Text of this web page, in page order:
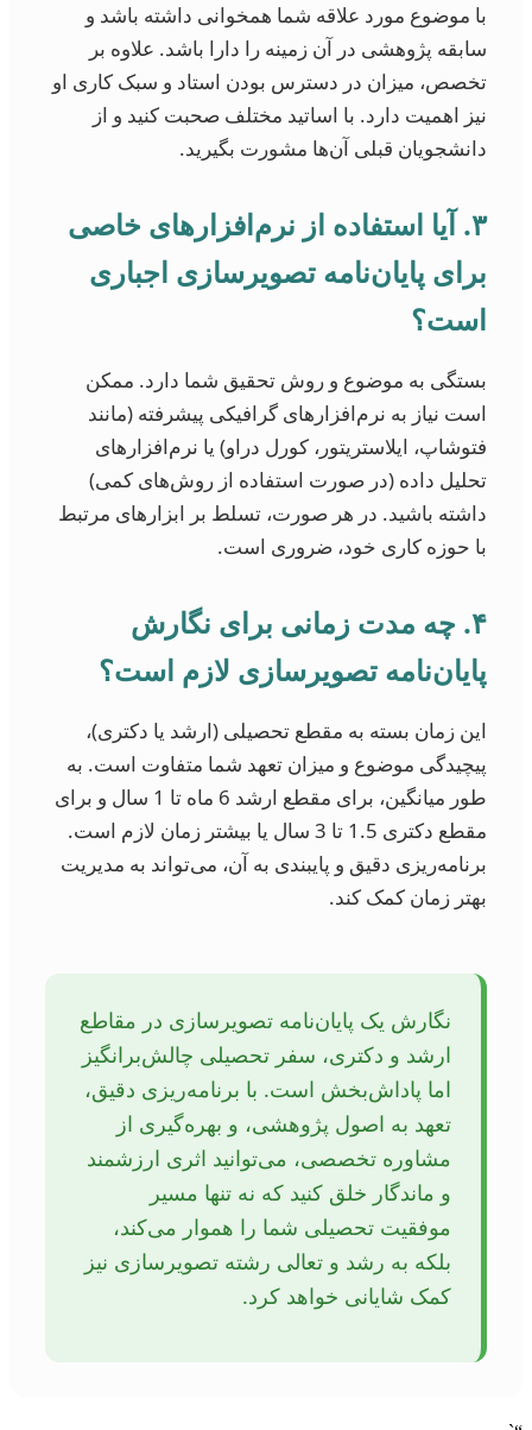
با موضوع مورد علاقه شما همخوانی داشته باشد و
سابقه پژوهشی در آن زمینه را دارا باشد. علاوه بر
تخصص، میزان در دسترس بودن استاد و سبک کاری او
نیز اهمیت دارد. با اساتید مختلف صحبت کنید و از
دانشجویان قبلی آن‌ها مشورت بگیرید.
۳. آیا استفاده از نرم‌افزارهای خاصی
برای پایان‌نامه تصویرسازی اجباری
است؟
بستگی به موضوع و روش تحقیق شما دارد. ممکن
است نیاز به نرم‌افزارهای گرافیکی پیشرفته (مانند
فتوشاپ، ایلاستریتور، کورل دراو) یا نرم‌افزارهای
تحلیل داده (در صورت استفاده از روش‌های کمی)
داشته باشید. در هر صورت، تسلط بر ابزارهای مرتبط
با حوزه کاری خود، ضروری است.
۴. چه مدت زمانی برای نگارش
پایان‌نامه تصویرسازی لازم است؟
این زمان بسته به مقطع تحصیلی (ارشد یا دکتری)،
پیچیدگی موضوع و میزان تعهد شما متفاوت است. به
طور میانگین، برای مقطع ارشد 6 ماه تا 1 سال و برای
مقطع دکتری 1.5 تا 3 سال یا بیشتر زمان لازم است.
برنامه‌ریزی دقیق و پایبندی به آن، می‌تواند به مدیریت
بهتر زمان کمک کند.
نگارش یک پایان‌نامه تصویرسازی در مقاطع
ارشد و دکتری، سفر تحصیلی چالش‌برانگیز
اما پاداش‌بخش است. با برنامه‌ریزی دقیق،
تعهد به اصول پژوهشی، و بهره‌گیری از
مشاوره تخصصی، می‌توانید اثری ارزشمند
و ماندگار خلق کنید که نه تنها مسیر
موفقیت تحصیلی شما را هموار می‌کند،
بلکه به رشد و تعالی رشته تصویرسازی نیز
کمک شایانی خواهد کرد.